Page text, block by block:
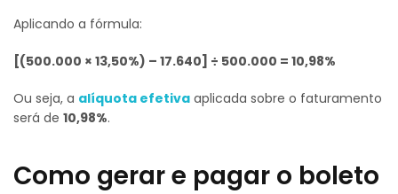
Aplicando a fórmula:
[(500.000 × 13,50%) – 17.640] ÷ 500.000 = 10,98%
Ou seja, a alíquota efetiva aplicada sobre o faturamento
será de 10,98%.
Como gerar e pagar o boleto